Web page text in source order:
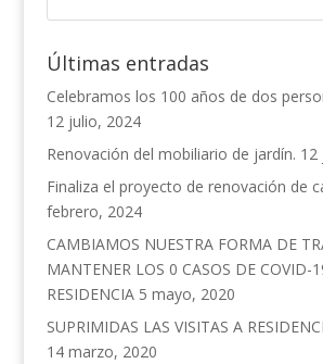
Últimas entradas
Celebramos los 100 años de dos
12 julio, 2024
Renovación del mobiliario de jardín. 12
Finaliza el proyecto de renovación de
febrero, 2024
CAMBIAMOS NUESTRA FORMA DE
MANTENER LOS 0 CASOS DE COVID-
RESIDENCIA 5 mayo, 2020
SUPRIMIDAS LAS VISITAS A
14 marzo, 2020